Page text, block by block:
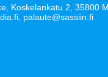
Koskelankatu 2, 35800
palaute@sassiin.fi